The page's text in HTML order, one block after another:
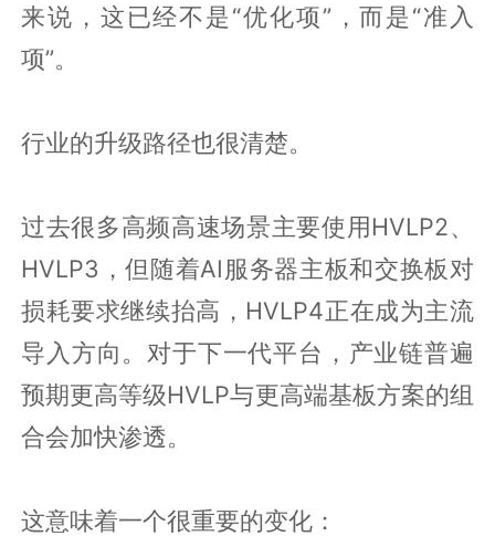
来说，这已经不是“优化项”，而是“准入
项”。
行业的升级路径也很清楚。
过去很多高频高速场景主要使用HVLP2、
HVLP3，但随着AI服务器主板和交换板对
损耗要求继续抬高，HVLP4正在成为主流
导入方向。对于下一代平台，产业链普遍
预期更高等级HVLP与更高端基板方案的组
合会加快渗透。
这意味着一个很重要的变化：